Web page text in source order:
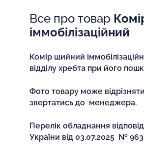
Все про товар
іммобілізаційний
Комір шийний
відділу хребта при його
Фото товару може
звертатись до менеджера.
Перелік обладнання
України від 03.07.2025 № 963